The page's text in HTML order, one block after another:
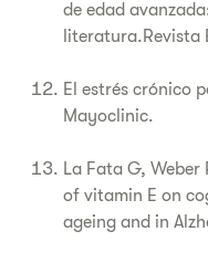
de edad
literatura.Revista
El estrés crónico
Mayoclinic.
La Fata G,
of vitamin E on
ageing and in